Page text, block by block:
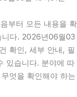
부터 모든 내용을 확
니다. 2026년06월03
확인, 세부 안내, 필
있습니다. 분야에 따
엇을 확인해야 하는